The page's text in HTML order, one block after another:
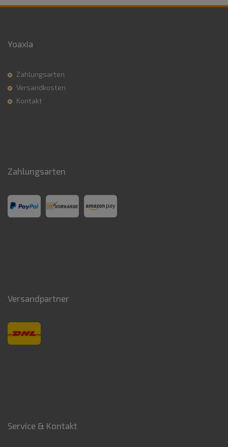
Yoaxia
Zahlungsarten
Versandkosten
Kontakt
Zahlungsarten
Versandpartner
Service & Kontakt